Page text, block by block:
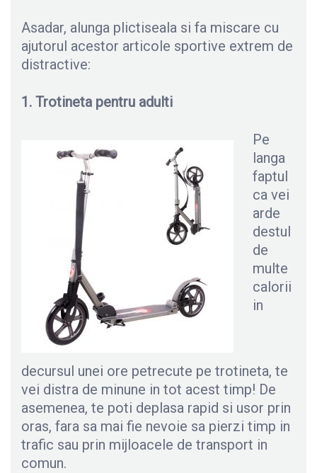
Asadar, alunga plictiseala si fa miscare cu
ajutorul acestor articole sportive extrem de
distractive:
1. Trotineta pentru adulti
Pe
langa
faptul
ca vei
arde
destul
de
multe
calorii
in
decursul unei ore petrecute pe trotineta, te
vei distra de minune in tot acest timp! De
asemenea, te poti deplasa rapid si usor prin
oras, fara sa mai fie nevoie sa pierzi timp in
trafic sau prin mijloacele de transport in
comun.